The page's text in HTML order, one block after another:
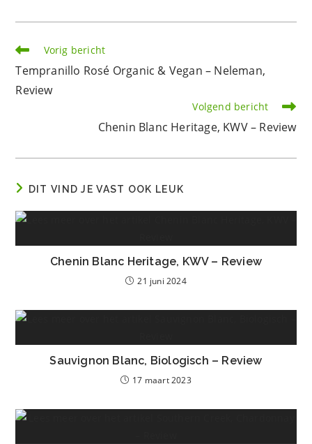
Lees
artikelen
Vorig bericht
Tempranillo Rosé Organic & Vegan – Neleman,
Review
Volgend bericht
Chenin Blanc Heritage, KWV – Review
DIT VIND JE VAST OOK LEUK
Chenin Blanc Heritage, KWV – Review
21 juni 2024
Sauvignon Blanc, Biologisch – Review
17 maart 2023